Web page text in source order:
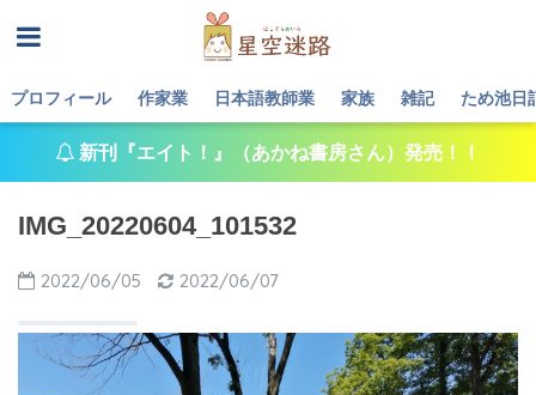
プロフィール 作家業 日本語教師業 家族 雑記 ため池日
新刊『エイト！』（あかね書房さん）発売！！
IMG_20220604_101532
2022/06/05 2022/06/07